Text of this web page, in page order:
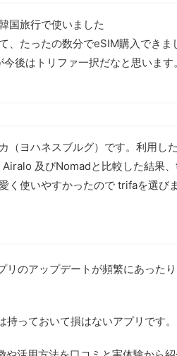
国旅行で使いました
、たったの数分でeSIM購入でき
後はトリファ一択だなと思います。
（ヨハネスブルグ）です。利用し
及びNomadと比較した結果
く使いやすかったので trifaを選び
リのアップデートが頻繁にあった
っておいて損はないアプリです。